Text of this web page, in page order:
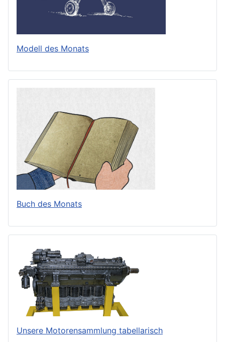
Modell des Monats
Buch des Monats
Unsere Motorensammlung tabellarisch